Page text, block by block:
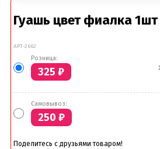
Гуашь цвет фиалка 1шт
АРТ-2662
Розница:
325 ₽
Самовывоз:
250 ₽
Поделитесь с друзьями товаром!